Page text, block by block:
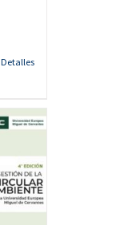
Detalles